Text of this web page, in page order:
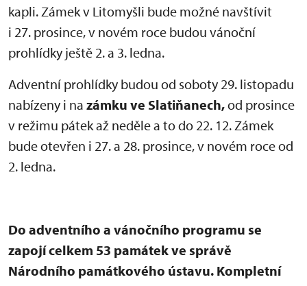
kapli. Zámek v Litomyšli bude možné navštívit
i 27. prosince, v novém roce budou vánoční
prohlídky ještě 2. a 3. ledna.
Adventní prohlídky budou od soboty 29. listopadu
nabízeny i na zámku ve Slatiňanech,od prosince
v režimu pátek až neděle a to do 22. 12. Zámek
bude otevřen i 27. a 28. prosince, v novém roce od
2. ledna.
Do adventního a vánočního programu se
zapojí celkem 53 památek ve správě
Národního památkového ústavu. Kompletní